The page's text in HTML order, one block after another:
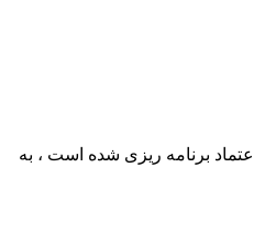
30 میلیون دلاری ، که توسط شخصی غیرقابل اعتماد برنامه ریزی شده است ، به